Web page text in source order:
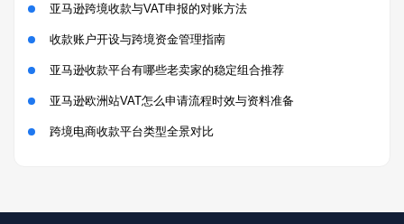
亚马逊跨境收款与VAT申报的对账方法
收款账户开设与跨境资金管理指南
亚马逊收款平台有哪些老卖家的稳定组合推荐
亚马逊欧洲站VAT怎么申请流程时效与资料准备
跨境电商收款平台类型全景对比